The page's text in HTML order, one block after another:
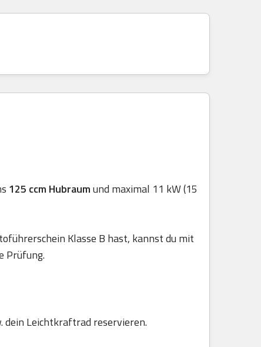
125 ccm Hubraumund maximal 11 kW (15
Klasse B hast, kannst du mit
Prüfung.
dein Leichtkraftrad reservieren.